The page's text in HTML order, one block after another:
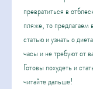
превратиться в
пляже, то предлагаем
статью и узнать о
часы и не требуют от
Готовы похудеть и
читайте дальше!